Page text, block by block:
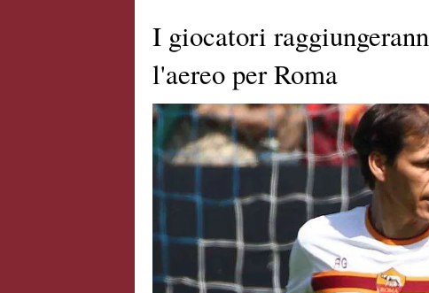
I giocatori
l'aereo per Roma